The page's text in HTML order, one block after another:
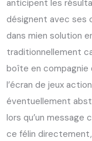
anticipent les
désignent avec ses
dans mien solution
traditionnellement
boîte en
l’écran de jeux
éventuellement
lors qu’un message
ce félin